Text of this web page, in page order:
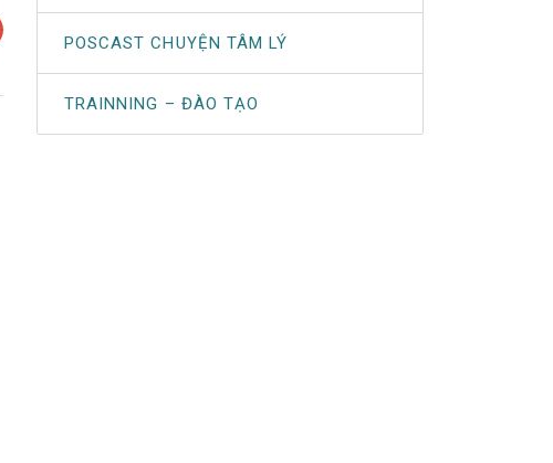
POSCAST CHUYỆN TÂM LÝ
TRAINNING – ĐÀO TẠO